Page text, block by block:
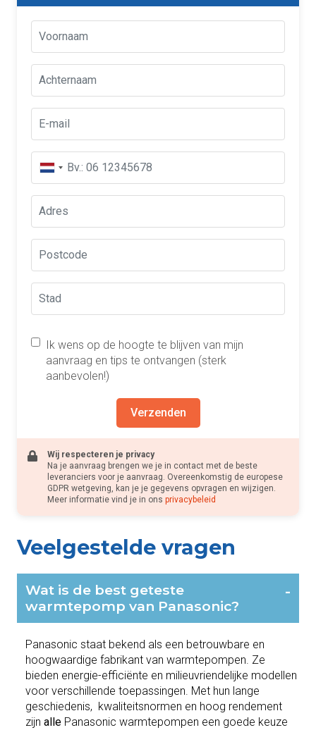
Ik wens op de hoogte te blijven van mijn
aanvraag en tips te ontvangen (sterk
aanbevolen!)
Verzenden
Wij respecteren je privacy
Na je aanvraag brengen we je in contact met de beste
leveranciers voor je aanvraag. Overeenkomstig de europese
GDPR wetgeving, kan je je gegevens opvragen en wijzigen.
Meer informatie vind je in ons privacybeleid
Veelgestelde vragen
Wat is de best geteste
warmtepomp van Panasonic?
-
Panasonic staat bekend als een betrouwbare en
hoogwaardige fabrikant van warmtepompen. Ze
bieden energie-efficiënte en milieuvriendelijke modellen
voor verschillende toepassingen. Met hun lange
geschiedenis, kwaliteitsnormen en hoog rendement
zijn alle Panasonic warmtepompen een goede keuze